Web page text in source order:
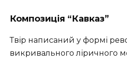
Композиція “Кавказ”
Твір написаний у формі
викривального ліричного